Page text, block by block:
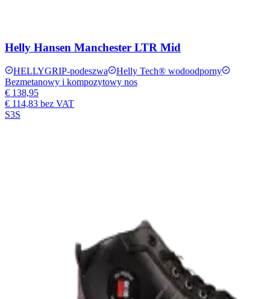
Helly Hansen Manchester LTR Mid
HELLYGRIP-podeszwa
Helly Tech® wodoodporny
Bezmetanowy i kompozytowy nos
€ 138,95
€ 114,83 bez VAT
S3S